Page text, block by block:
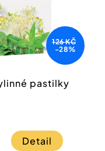
126 KČ
-28%
pastilky
Detail